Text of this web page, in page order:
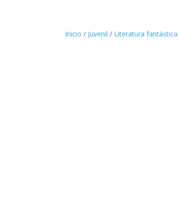
Inicio / Juvenil / Literatura fantástica